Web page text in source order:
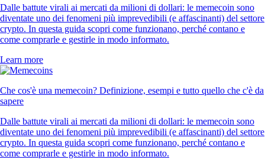
Dalle battute virali ai mercati da milioni di dollari: le memecoin sono
diventate uno dei fenomeni più imprevedibili (e affascinanti) del settore
crypto. In questa guida scopri come funzionano, perché contano e
come comprarle e gestirle in modo informato.
Learn more
Che cos'è una memecoin? Definizione, esempi e tutto quello che c'è da
sapere
Dalle battute virali ai mercati da milioni di dollari: le memecoin sono
diventate uno dei fenomeni più imprevedibili (e affascinanti) del settore
crypto. In questa guida scopri come funzionano, perché contano e
come comprarle e gestirle in modo informato.